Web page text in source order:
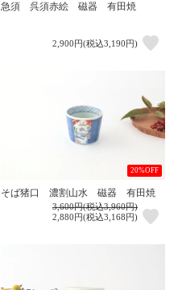
急須 呉須赤絵 磁器 有田焼
2,900円(税込3,190円)
20%OFF
そば猪口 濃割山水 磁器 有田焼
3,600円(税込3,960円)
2,880円(税込3,168円)